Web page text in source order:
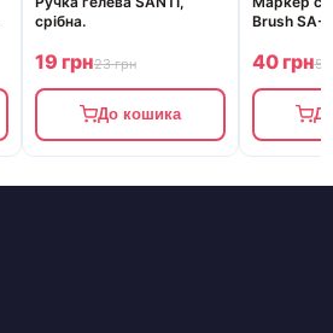
срібна.
19 грн23 грн
До кошика
Brush SA-
40 грн50